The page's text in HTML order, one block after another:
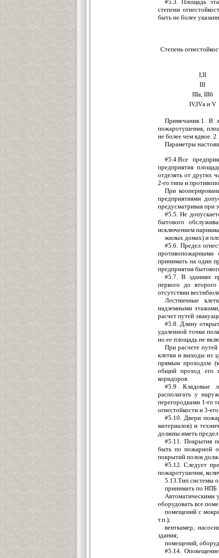
#5.3. Площадь
степени
быть не более
Степень
I,II
III
IIIа, IIIб
IV,IVа и V
Примечания:1. В
пожаротушения,
не более чем вдвое. 2.
Параметры
#5.4.Все
предприятия
отделять от других
2-го типа и
При
предприятиями
предусматривая при
#5.5. Не
бытового
исключением
жилых домах) и
#5.6. Предел
противопожарными
принимать на один
предприятия
#5.7. В зданиях
первого до
отсутствии
Лестничные
надземными
расчет путей
#5.8. Длину
удаленной точки
но ее площадь не
При расчете
клетки и выходы из
прямым проходом
общий проход его
коридоров.
#5.9. Кладовые
располагать у
перегородками 1-го
огнестойкости и 3-
#5.10. Двери
материалов) и
должны иметь предел
#5.11. Покрытия
быть по пожарной
покрытий полов
#5.12. Следует
пожаротушения,
5.13.Тип системы
принимать по НПБ
Автоматическими
оборудовать все
помещений с
т.п.);
венткамер,
здания;
помещений,
#5.14.